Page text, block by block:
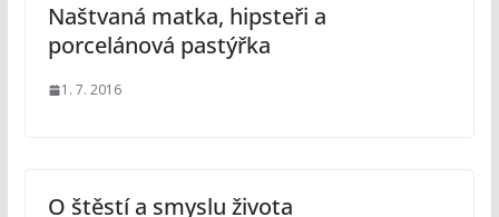
Naštvaná matka, hipsteři a
porcelánová pastýřka
1. 7. 2016
O štěstí a smyslu života